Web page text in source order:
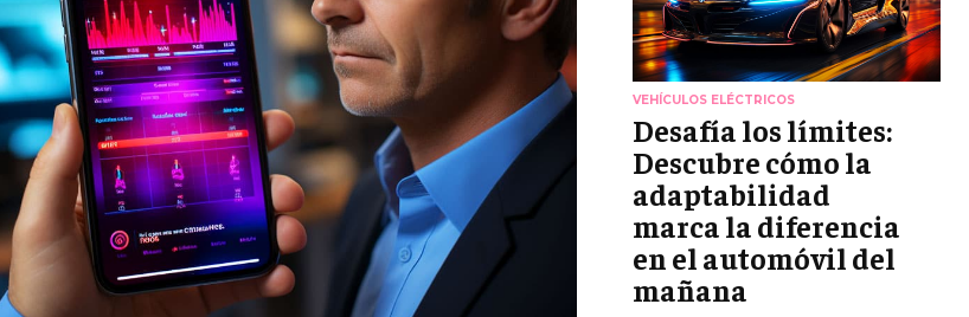
VEHÍCULOS ELÉCTRICOS
Desafía los límites:
Descubre cómo la
adaptabilidad
marca la diferencia
en el automóvil del
mañana